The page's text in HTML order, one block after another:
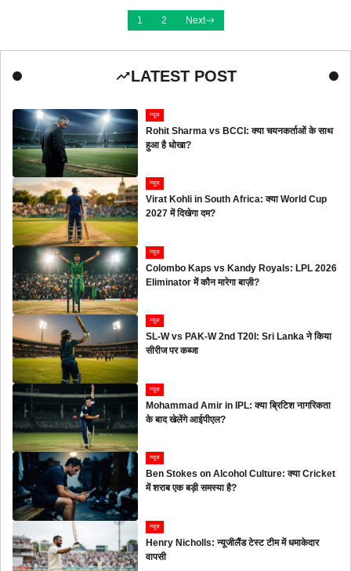
1 2 Next
LATEST POST
न्यूज
Rohit Sharma vs BCCI: क्या चयनकर्ताओं के साथ
हुआ है धोखा?
न्यूज
Virat Kohli in South Africa: क्या World Cup
2027 में दिखेगा दम?
न्यूज
Colombo Kaps vs Kandy Royals: LPL 2026
Eliminator में कौन मारेगा बाज़ी?
न्यूज
SL-W vs PAK-W 2nd T20I: Sri Lanka ने किया
सीरीज पर कब्जा
न्यूज
Mohammad Amir in IPL: क्या ब्रिटिश नागरिकता
के बाद खेलेंगे आईपीएल?
न्यूज
Ben Stokes on Alcohol Culture: क्या Cricket
में शराब एक बड़ी समस्या है?
न्यूज
Henry Nicholls: न्यूजीलैंड टेस्ट टीम में धमाकेदार
वापसी